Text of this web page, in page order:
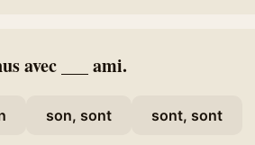
avec ___ ami.
son, sont sont, sont